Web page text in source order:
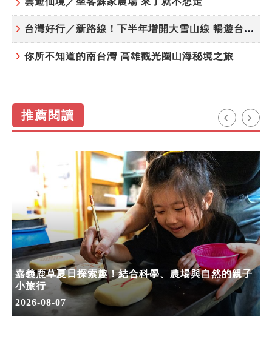
台灣好行／新路線！下半年增開大雪山線 暢遊台中更便利
你所不知道的南台灣 高雄觀光圈山海秘境之旅
推薦閱讀
嘉義鹿草夏日探索趣！結合科學、農場與自然的親子
小旅行
2026-08-07